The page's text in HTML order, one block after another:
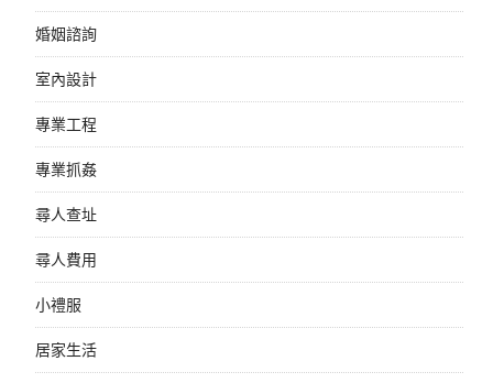
婚姻諮詢
室內設計
專業工程
專業抓姦
尋人查址
尋人費用
小禮服
居家生活